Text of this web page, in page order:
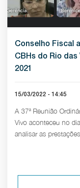
Conselho Fiscal
CBHs do Rio
2021
15/03/2022 - 14:45
A 37ª Reunião
Vivo aconteceu no
analisar as